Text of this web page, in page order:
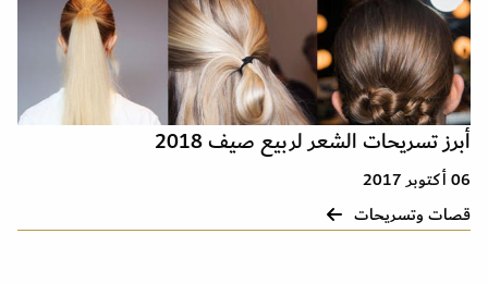
أبرز تسريحات الشعر لربيع صيف 2018
06 أكتوبر 2017
قصات وتسريحات